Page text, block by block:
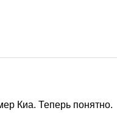
Киа. Теперь понятно.